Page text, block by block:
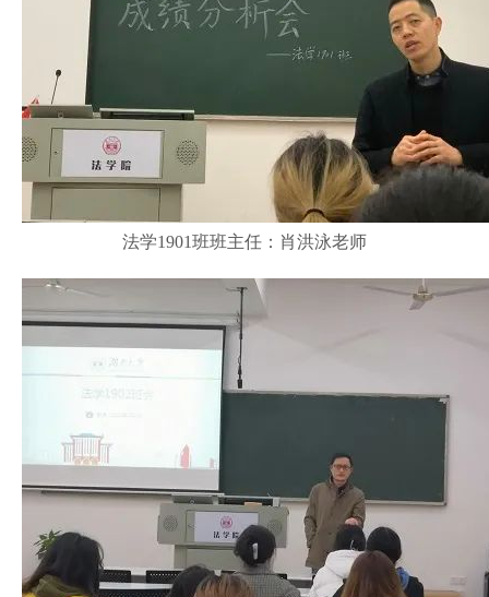
法学1901班班主任：肖洪泳老师